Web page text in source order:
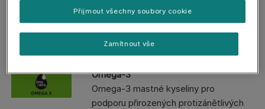
Čištěné sacharidy
Čištěné zdroje sacharidů pro snížení
alergenní zátěže.
Omega-3
Omega-3 mastné kyseliny pro
podporu přirozených protizánětlivých
Zamítnout vše
Přijmout všechny soubory cookie